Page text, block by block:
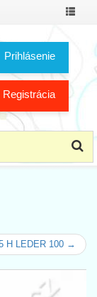
Prepnúť
Prihlásenie
Registrácia
H LEDER 100 →